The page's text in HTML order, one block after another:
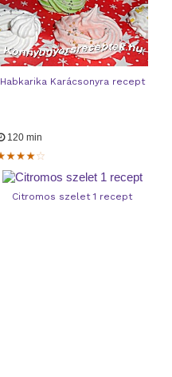
Habkarika Karácsonyra recept
120 min
Citromos szelet 1 recept